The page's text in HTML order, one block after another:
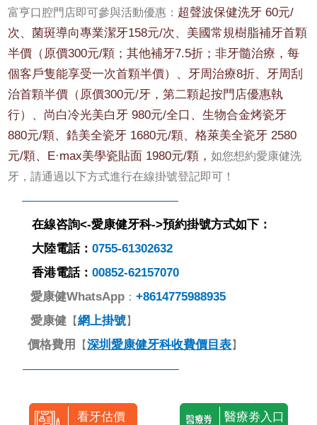
富亨口腔門店即可參與活動優惠： 超聲波保健洗牙 60元/
次、菌斑導向專業潔牙158元/次、美國常規樹脂補牙首顆
半價（原價300元/顆；其他補牙7.5折；非牙髓治療，每
個客戶隻能享受一次首顆半價）、牙周治療8折、牙周刮
治首顆半價（原價300元/牙，第二顆起按門店優惠執
行）、尚白冷光美白牙 980元/全口、生物合金烤瓷牙
880元/顆、鋯美全瓷牙 1680元/顆、格萊美全瓷牙 2580
元/顆、E·max美學瓷貼面 1980元/顆，如您想約愛康健洗
牙，請通過以下方式進行在線掛號登記即可！
—————————————
在線咨詢<-愛康健牙科->預約掛號方式如下：
大陸電話：0755-61302632
香港電話：00852-62157070
愛康健WhatsApp ：+8614775988935
愛康健 【網上掛號】
價格費用 【深圳愛康健牙科收費價目表】
—————————————
看牙估價 醫療劵入口